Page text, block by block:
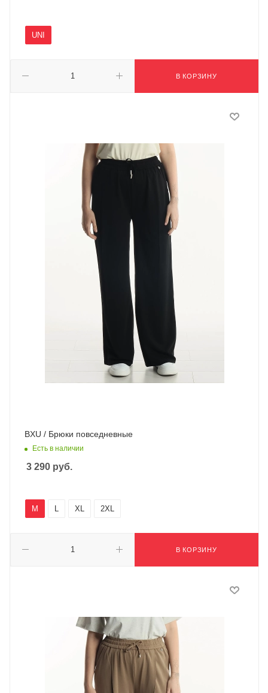
В КОРЗИНУ
UNI
BXU / Брюки повседневные
Есть в наличии
3 290 руб.
В КОРЗИНУ
M L XL 2XL